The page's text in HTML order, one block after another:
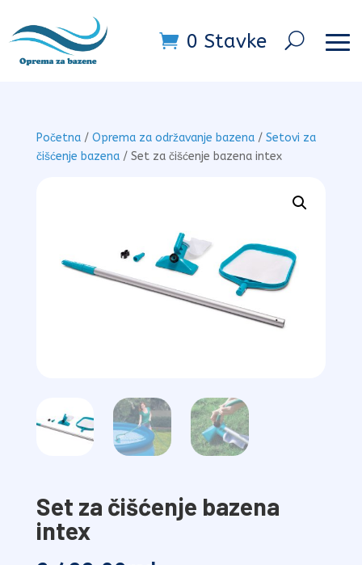
0 Stavke
Početna/ Oprema za održavanje bazena/ Setovi za
čišćenje bazena/ Set za čišćenje bazena intex
Set za čišćenje bazena
intex